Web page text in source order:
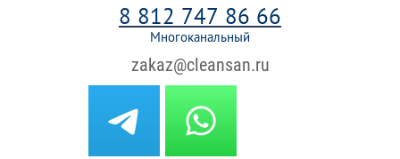
8 812 747 86 66
Многоканальный
zakaz@cleansan.ru